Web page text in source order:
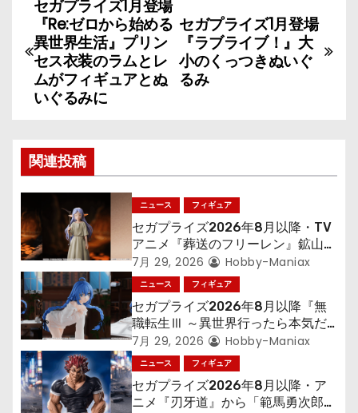
投
稿
ナ
ビ
ゲ
ー
シ
ョ
ン
セガプライズ1月登場
『ラブライブ！』大
小のくっつきぬいぐ
るみ
セガプライズ1月登場
『Re:ゼロから始める
異世界生活』プリン
セス衣装のラムとレ
ムがフィギュアとぬ
いぐるみに
関連投稿
ニュース フィギュア
セガプライズ2026年8月以降・TV
アニメ『葬送のフリーレン』鉱山で
300年働くことになっっちゃった
「フリーレン」を立体化！
7月 29, 2026 Hobby-Maniax
ニュース フィギュア
セガプライズ2026年8月以降『無
職転生Ⅲ ～異世界行ったら本気だ
す～』から「ロキシー」のフィギュ
アが登場！
7月 29, 2026 Hobby-Maniax
ニュース フィギュア
セガプライズ2026年8月以降・ア
ニメ『刃牙道』から「範馬勇次郎」